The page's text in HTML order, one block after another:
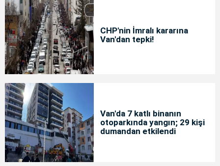
CHP'nin İmralı kararına
Van'dan tepki!
Van'da 7 katlı binanın
otoparkında yangın; 29 kişi
dumandan etkilendi